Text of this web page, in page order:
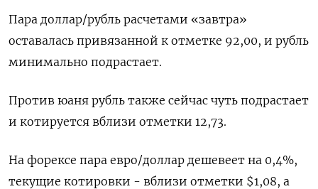
Пара доллар/рубль расчетами «завтра»
оставалась привязанной к отметке 92,00, и рубль
минимально подрастает.
Против юаня рубль также сейчас чуть подрастает
и котируется вблизи отметки 12,73.
На форексе пара евро/доллар дешевеет на 0,4%,
текущие котировки - вблизи отметки $1,08, а